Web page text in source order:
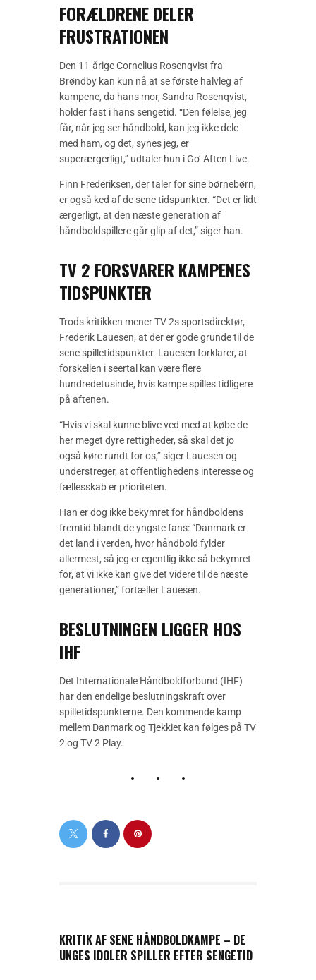
FORÆLDRENE DELER
FRUSTRATIONEN
Den 11-årige Cornelius Rosenqvist fra
Brøndby kan kun nå at se første halvleg af
kampene, da hans mor, Sandra Rosenqvist,
holder fast i hans sengetid. “Den følelse, jeg
får, når jeg ser håndbold, kan jeg ikke dele
med ham, og det, synes jeg, er
superærgerligt,” udtaler hun i Go’ Aften Live.
Finn Frederiksen, der taler for sine børnebørn,
er også ked af de sene tidspunkter. “Det er lidt
ærgerligt, at den næste generation af
håndboldspillere går glip af det,” siger han.
TV 2 FORSVARER KAMPENES
TIDSPUNKTER
Trods kritikken mener TV 2s sportsdirektør,
Frederik Lauesen, at der er gode grunde til de
sene spilletidspunkter. Lauesen forklarer, at
forskellen i seertal kan være flere
hundredetusinde, hvis kampe spilles tidligere
på aftenen.
“Hvis vi skal kunne blive ved med at købe de
her meget dyre rettigheder, så skal det jo
også køre rundt for os,” siger Lauesen og
understreger, at offentlighedens interesse og
fællesskab er prioriteten.
Han er dog ikke bekymret for håndboldens
fremtid blandt de yngste fans: “Danmark er
det land i verden, hvor håndbold fylder
allermest, så jeg er egentlig ikke så bekymret
for, at vi ikke kan give det videre til de næste
generationer,” fortæller Lauesen.
BESLUTNINGEN LIGGER HOS
IHF
Det Internationale Håndboldforbund (IHF)
har den endelige beslutningskraft over
spilletidspunkterne. Den kommende kamp
mellem Danmark og Tjekkiet kan følges på TV
2 og TV 2 Play.
KRITIK AF SENE HÅNDBOLDKAMPE – DE
UNGES IDOLER SPILLER EFTER SENGETID